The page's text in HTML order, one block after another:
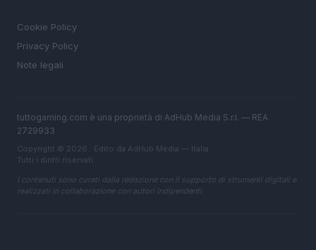
Cookie Policy
Privacy Policy
Note legali
tuttogaming.com è una proprietà di AdHub Media S.r.l. — REA
2729933
Copyright © 2026 · Edito da AdHub Media — Italia
Tutti i diritti riservati
I contenuti sono curati dalla redazione con il supporto di strumenti digitali e
realizzati in collaborazione con autori indipendenti.